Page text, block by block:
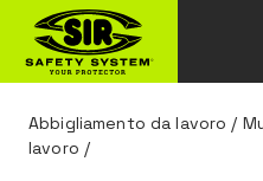
Abbigliamento da lavoro /
lavoro /